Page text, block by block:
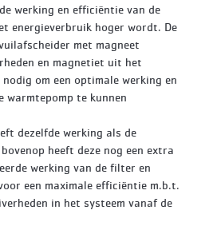
werking en efficiëntie van de
energieverbruik hoger wordt. De
met magneet
en magnetiet uit het
om een optimale werking en
warmtepomp te kunnen
dezelfde werking als de
heeft deze nog een extra
werking van de filter en
een maximale efficiëntie m.b.t.
in het systeem vanaf de